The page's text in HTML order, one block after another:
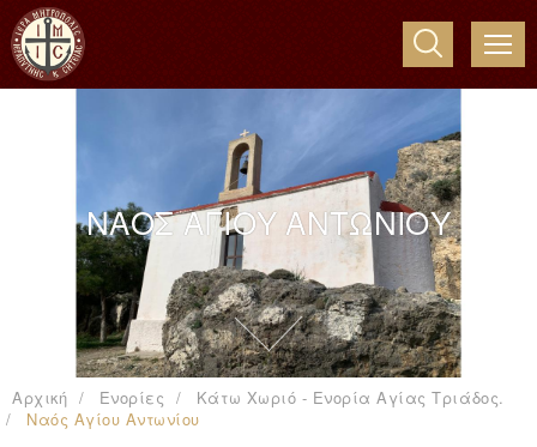
ΝΑΟΣ ΑΓΙΟΥ ΑΝΤΩΝΙΟΥ
Αρχική Ενορίες
Κάτω Χωριό - Ενορία Αγίας Τριάδος.
Ναός Αγίου Αντωνίου